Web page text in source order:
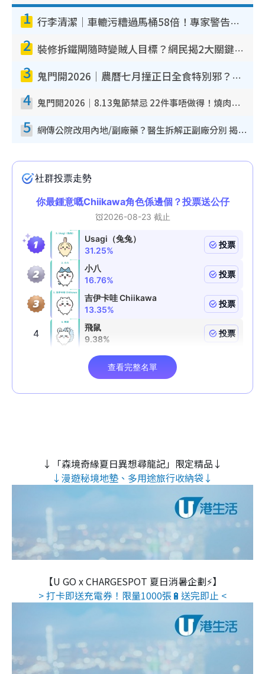
1 行李清潔｜車轆污糟過馬桶58倍！專家警告忌用酒精抹 教1招免污手除菌
2 裝修拆鐵閘隨時變賊人目標？網民揭2大關鍵用途：裝新式等於白裝？附新舊鐵閘分別
3 鬼門開2026｜農曆七月撞正日全食特別邪？專家警告切忌做一事！揭4大禁忌+2招保平安
4 鬼門開2026｜8.13鬼節禁忌 22件事唔做得！燒肉、刺身要少食？半夜勿吹口哨/打呢個電話
5 網傳公院改用內地/副廠藥？醫生拆解正副廠分別 揭4類人換藥隨時出事
↓「森境奇緣夏日異想尋龍記」限定精品↓
↓漫遊秘境地墊、多用途旅行收納袋↓
【U GO x CHARGESPOT 夏日消暑企劃⚡】
> 打卡即送充電券！限量1000張🔋送完即止 <